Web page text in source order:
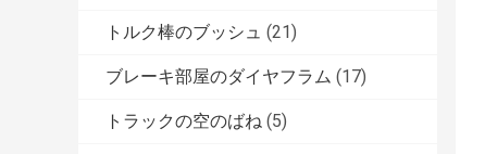
トルク棒のブッシュ (21)
ブレーキ部屋のダイヤフラム (17)
トラックの空のばね (5)